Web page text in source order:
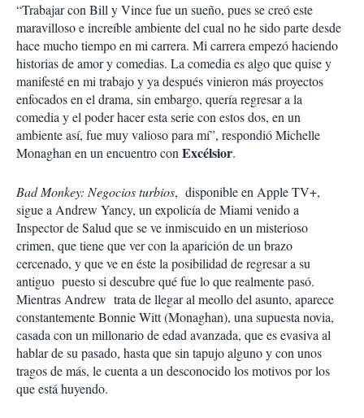
“Trabajar con Bill y Vince fue un sueño, pues se creó este
maravilloso e increíble ambiente del cual no he sido parte desde
hace mucho tiempo en mi carrera. Mi carrera empezó haciendo
historias de amor y comedias. La comedia es algo que quise y
manifesté en mi trabajo y ya después vinieron más proyectos
enfocados en el drama, sin embargo, quería regresar a la
comedia y el poder hacer esta serie con estos dos, en un
ambiente así, fue muy valioso para mí”, respondió Michelle
Monaghan en un encuentro conExcélsior.
Bad Monkey: Negocios turbios, disponible en Apple TV+,
sigue a Andrew Yancy, un expolicía de Miami venido a
Inspector de Salud que se ve inmiscuido en un misterioso
crimen, que tiene que ver con la aparición de un brazo
cercenado, y que ve en éste la posibilidad de regresar a su
antiguo puesto si descubre qué fue lo que realmente pasó.
Mientras Andrew trata de llegar al meollo del asunto, aparece
constantemente Bonnie Witt (Monaghan), una supuesta novia,
casada con un millonario de edad avanzada, que es evasiva al
hablar de su pasado, hasta que sin tapujo alguno y con unos
tragos de más, le cuenta a un desconocido los motivos por los
que está huyendo.